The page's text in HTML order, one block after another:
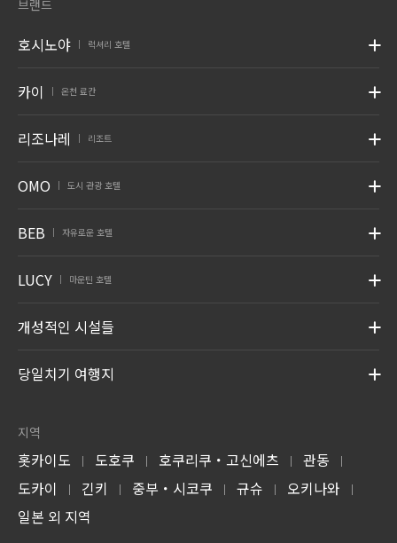
브랜드
호시노야 럭셔리 호텔
카이 온천 료칸
리조나레 리조트
OMO 도시 관광 호텔
BEB 자유로운 호텔
LUCY 마운틴 호텔
개성적인 시설들
당일치기 여행지
지역
홋카이도 | 도호쿠 | 호쿠리쿠・고신에츠 | 관동 |
도카이 | 긴키 | 중부・시코쿠 | 규슈 | 오키나와 |
일본 외 지역